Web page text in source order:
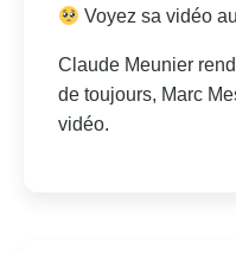
Voyez sa vidéo
Claude Meunier
de toujours, Marc
vidéo.